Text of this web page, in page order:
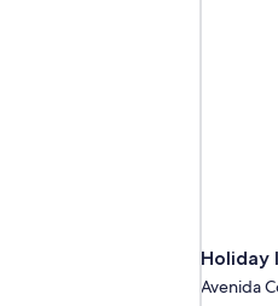
Holiday
Avenida